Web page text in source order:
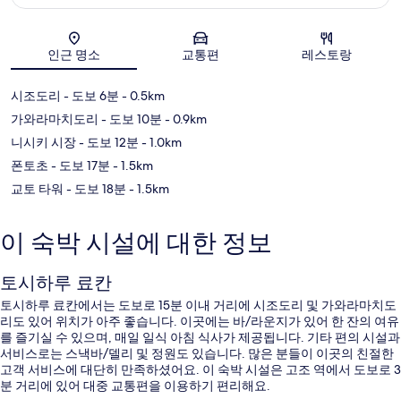
인근 명소 교통편 레스토랑
시조도리 - 도보 6분 - 0.5km
가와라마치도리 - 도보 10분 - 0.9km
니시키 시장- 도보 12분 - 1.0km
폰토초 - 도보 17분 - 1.5km
교토 타워 - 도보 18분 - 1.5km
이 숙박 시설에 대한 정보
토시하루 료칸
토시하루 료칸에서는 도보로 15분 이내 거리에 시조도리 및 가와라마치도
리도 있어 위치가 아주 좋습니다. 이곳에는 바/라운지가 있어 한 잔의 여유
를 즐기실 수 있으며, 매일 일식 아침 식사가 제공됩니다. 기타 편의 시설과
서비스로는 스낵바/델리 및 정원도 있습니다. 많은 분들이 이곳의 친절한
고객 서비스에 대단히 만족하셨어요. 이 숙박 시설은 고조 역에서 도보로 3
분 거리에 있어 대중 교통편을 이용하기 편리해요.